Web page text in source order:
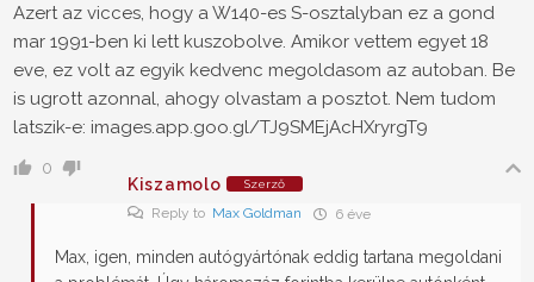
Azert az vicces, hogy a W140-es S-osztalyban ez a gond
mar 1991-ben ki lett kuszobolve. Amikor vettem egyet 18
eve, ez volt az egyik kedvenc megoldasom az autoban. Be
is ugrott azonnal, ahogy olvastam a posztot. Nem tudom
latszik-e: images.app.goo.gl/TJ9SMEjAcHXryrgT9
0
Kiszamolo
Szerző
Reply to Max Goldman 6 éve
Max, igen, minden autógyártónak eddig tartana megoldani